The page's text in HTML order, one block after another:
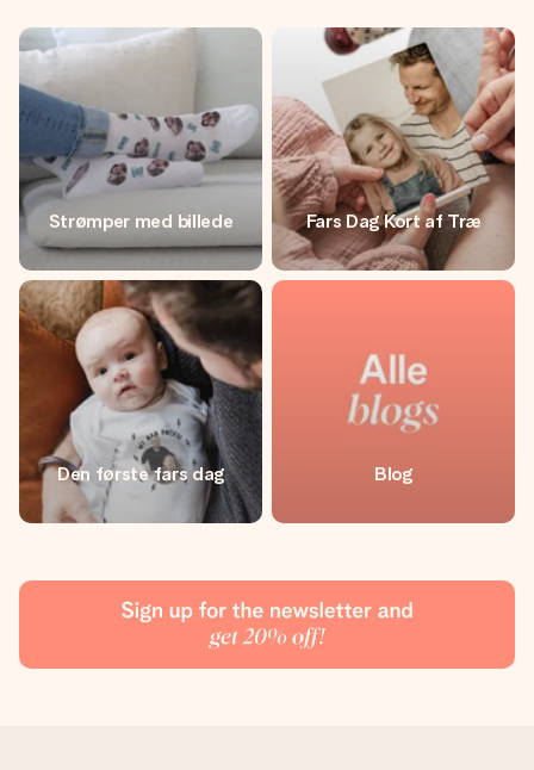
Strømper med billede Fars Dag Kort af Træ
Den første fars dag Blog